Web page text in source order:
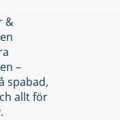
&
–
spabad,
allt för